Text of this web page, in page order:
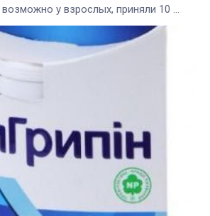
у взрослых, приняли 10 ...